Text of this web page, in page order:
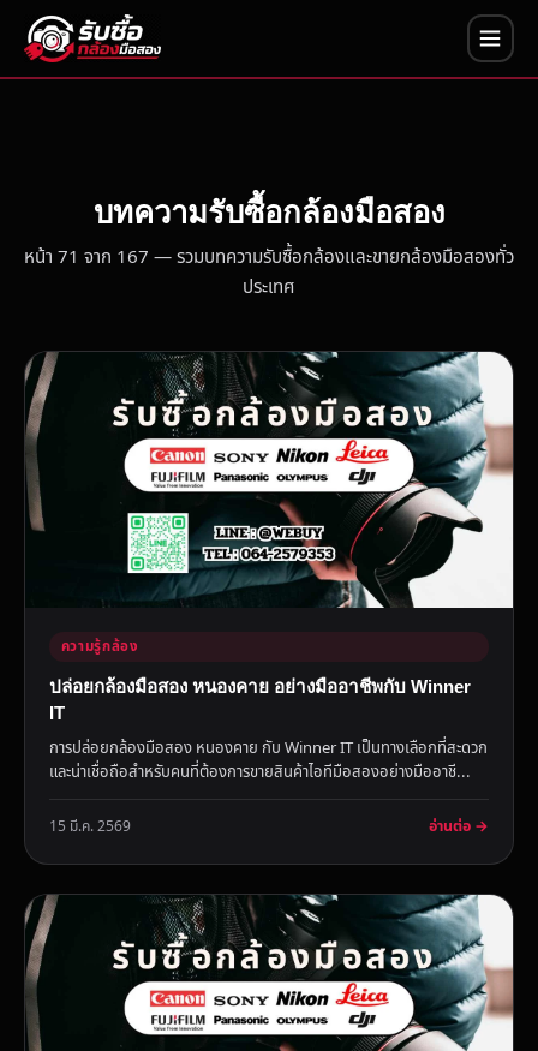
บทความรับซื้อกล้องมือสอง
หน้า 71 จาก 167 — รวมบทความรับซื้อกล้องและขายกล้องมือสองทั่ว
ประเทศ
ความรู้กล้อง
ปล่อยกล้องมือสอง หนองคาย อย่างมืออาชีพกับ Winner
IT
การปล่อยกล้องมือสอง หนองคาย กับ Winner IT เป็นทางเลือกที่สะดวก
และน่าเชื่อถือสำหรับคนที่ต้องการขายสินค้าไอทีมือสองอย่างมืออาชี...
15 มี.ค. 2569 อ่านต่อ →